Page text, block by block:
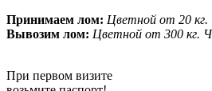
Принимаем лом: Цветной от 20 кг.
Вывозим лом: Цветной от 300 кг.
При первом визите